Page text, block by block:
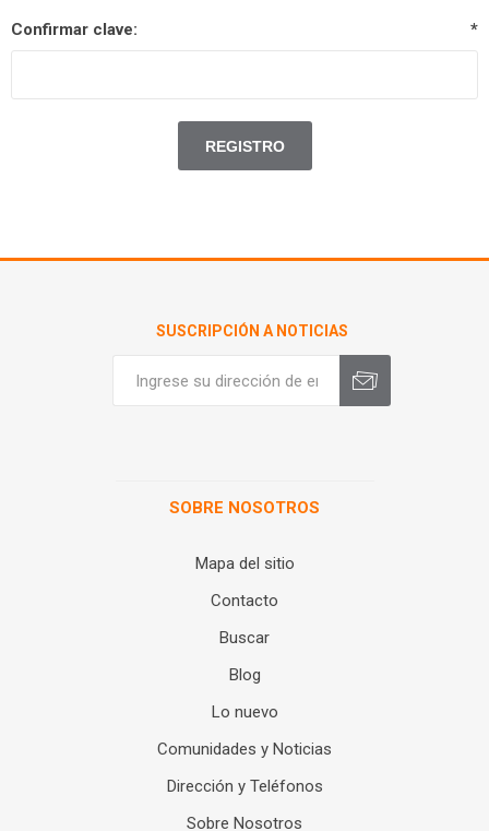
Confirmar clave: *
SUSCRIPCIÓN A NOTICIAS
SOBRE NOSOTROS
Mapa del sitio
Contacto
Buscar
Blog
Lo nuevo
Comunidades y Noticias
Dirección y Teléfonos
Sobre Nosotros